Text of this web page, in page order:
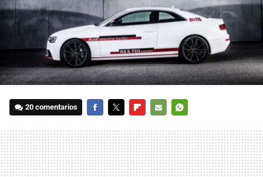
20 comentarios
MAIL